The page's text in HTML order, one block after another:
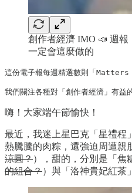
創作者經濟 IMO 📣 週
一定會這麼做的
這份電子報每週精選數則「Matters
我們關注各種對「創作者經濟」有益
嗨！大家端午節愉快！
最近，我迷上星巴克「星禮程
熱騰騰的肉粽，還強迫周遭親
涼圓？），甜的，分別是「焦
的組合？）與「洛神貴妃紅茶